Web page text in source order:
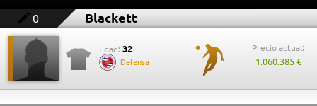
0 Blackett
Edad: 32
Defensa
Precio actual:
1.060.385 €